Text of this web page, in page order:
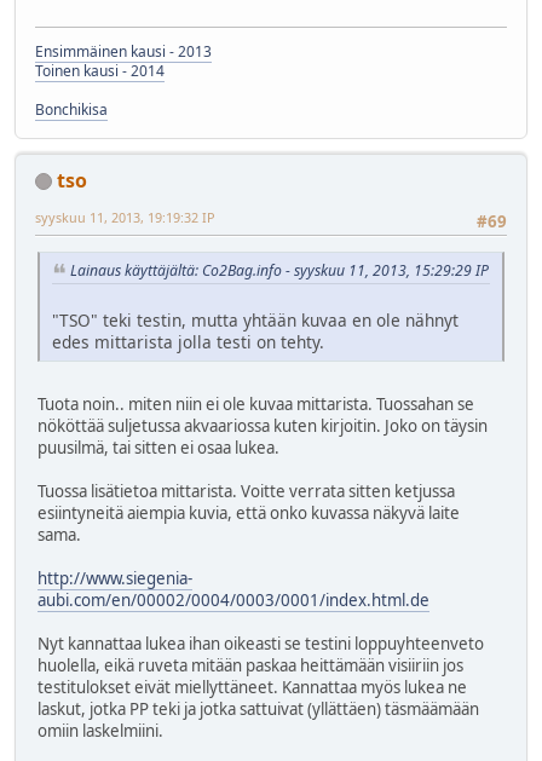
Ensimmäinen kausi - 2013
Toinen kausi - 2014
Bonchikisa
tso
#69
syyskuu 11, 2013, 19:19:32 IP
Lainaus käyttäjältä: Co2Bag.info - syyskuu 11, 2013, 15:29:29 IP
"TSO" teki testin, mutta yhtään kuvaa en ole nähnyt
edes mittarista jolla testi on tehty.
Tuota noin.. miten niin ei ole kuvaa mittarista. Tuossahan se
nököttää suljetussa akvaariossa kuten kirjoitin. Joko on täysin
puusilmä, tai sitten ei osaa lukea.
Tuossa lisätietoa mittarista. Voitte verrata sitten ketjussa
esiintyneitä aiempia kuvia, että onko kuvassa näkyvä laite
sama.
http://www.siegenia-
aubi.com/en/00002/0004/0003/0001/index.html.de
Nyt kannattaa lukea ihan oikeasti se testini loppuyhteenveto
huolella, eikä ruveta mitään paskaa heittämään visiiriin jos
testitulokset eivät miellyttäneet. Kannattaa myös lukea ne
laskut, jotka PP teki ja jotka sattuivat (yllättäen) täsmäämään
omiin laskelmiini.